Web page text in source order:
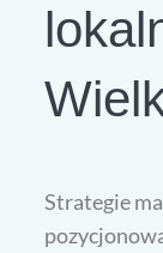
Strategie